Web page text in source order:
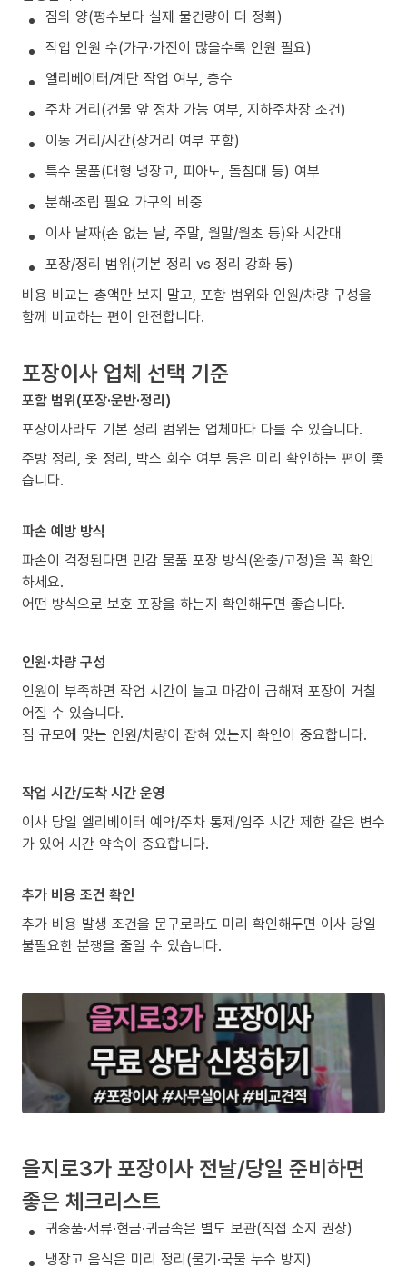
짐의 양(평수보다 실제 물건량이 더 정확)
작업 인원 수(가구·가전이 많을수록 인원 필요)
엘리베이터/계단 작업 여부, 층수
주차 거리(건물 앞 정차 가능 여부, 지하주차장 조건)
이동 거리/시간(장거리 여부 포함)
특수 물품(대형 냉장고, 피아노, 돌침대 등) 여부
분해·조립 필요 가구의 비중
이사 날짜(손 없는 날, 주말, 월말/월초 등)와 시간대
포장/정리 범위(기본 정리 vs 정리 강화 등)
비용 비교는 총액만 보지 말고, 포함 범위와 인원/차량 구성을
함께 비교하는 편이 안전합니다.
포장이사 업체 선택 기준
포함 범위(포장·운반·정리)
포장이사라도 기본 정리 범위는 업체마다 다를 수 있습니다.
주방 정리, 옷 정리, 박스 회수 여부 등은 미리 확인하는 편이 좋
습니다.
파손 예방 방식
파손이 걱정된다면 민감 물품 포장 방식(완충/고정)을 꼭 확인
하세요.
어떤 방식으로 보호 포장을 하는지 확인해두면 좋습니다.
인원·차량 구성
인원이 부족하면 작업 시간이 늘고 마감이 급해져 포장이 거칠
어질 수 있습니다.
짐 규모에 맞는 인원/차량이 잡혀 있는지 확인이 중요합니다.
작업 시간/도착 시간 운영
이사 당일 엘리베이터 예약/주차 통제/입주 시간 제한 같은 변수
가 있어 시간 약속이 중요합니다.
추가 비용 조건 확인
추가 비용 발생 조건을 문구로라도 미리 확인해두면 이사 당일
불필요한 분쟁을 줄일 수 있습니다.
을지로3가 포장이사 전날/당일 준비하면
좋은 체크리스트
귀중품·서류·현금·귀금속은 별도 보관(직접 소지 권장)
냉장고 음식은 미리 정리(물기·국물 누수 방지)